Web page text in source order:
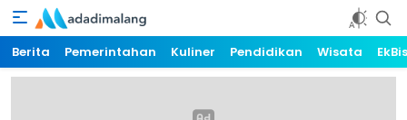
AdaDiMalang.com
The Art of News
Berita Pemerintahan Kuliner Pendidikan Wisata EkBis